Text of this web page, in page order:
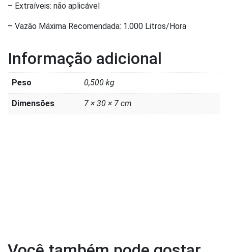
– Extraíveis: não aplicável
– Vazão Máxima Recomendada: 1.000 Litros/Hora
Informação adicional
Peso 0,500 kg
Dimensões 7 × 30 × 7 cm